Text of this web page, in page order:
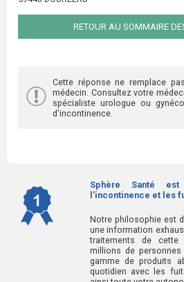
RETOUR AU SOMMAIRE
Cette réponse ne remplace
médecin. Consultez votre
spécialiste urologue ou
d'incontinence.
Sphère Santé
l'incontinence et les
Notre philosophie est
une information
traitements de
millions de
gamme de produits
quotidien avec les